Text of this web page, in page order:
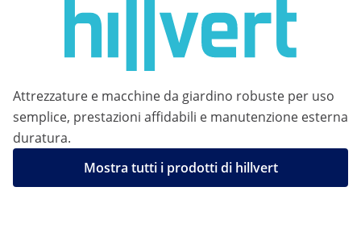
Attrezzature e macchine da giardino robuste per uso
semplice, prestazioni affidabili e manutenzione esterna
duratura.
Mostra tutti i prodotti di hillvert